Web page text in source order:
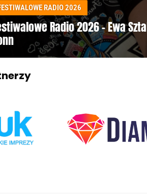
RADIO 2026
Radio 2026 – Ewa